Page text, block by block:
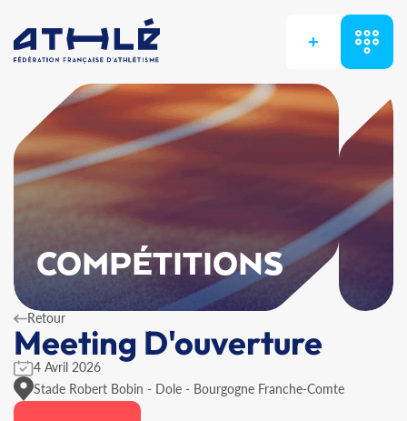
+
COMPÉTITIONS
Retour
Meeting D'ouverture
4 Avril 2026
Stade Robert Bobin - Dole - Bourgogne Franche-Comte